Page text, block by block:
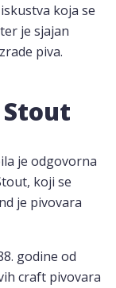
koja se
je sjajan
piva.
je odgovorna
koji se
je pivovara
godine od
craft pivovara